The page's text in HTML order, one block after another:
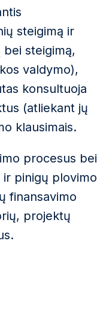
steigimą ir
steigimą,
valdymo),
konsultuoja
(atliekant jų
klausimais.
procesus bei
pinigų plovimo
finansavimo
projektų